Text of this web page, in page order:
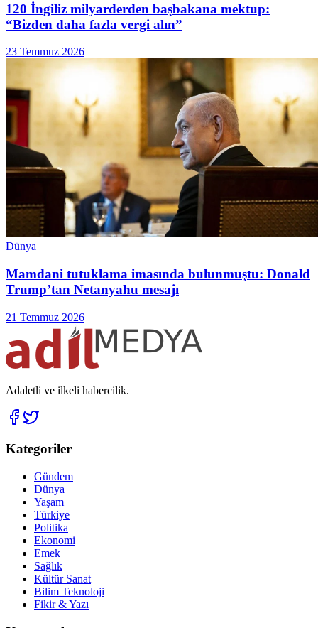
120 İngiliz milyarderden başbakana mektup:
“Bizden daha fazla vergi alın”
23 Temmuz 2026
Dünya
Mamdani tutuklama imasında bulunmuştu: Donald
Trump’tan Netanyahu mesajı
21 Temmuz 2026
Adaletli ve ilkeli habercilik.
Kategoriler
Gündem
Dünya
Yaşam
Türkiye
Politika
Ekonomi
Emek
Sağlık
Kültür Sanat
Bilim Teknoloji
Fikir & Yazı